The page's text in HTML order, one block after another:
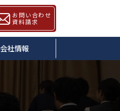
お問い合わせ
資料請求
会社情報